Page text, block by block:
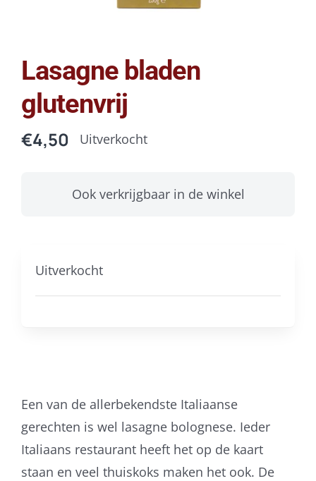
Lasagne bladen
glutenvrij
€4,50 Uitverkocht
Ook verkrijgbaar in de winkel
Uitverkocht
Een van de allerbekendste Italiaanse
gerechten is wel lasagne bolognese. Ieder
Italiaans restaurant heeft het op de kaart
staan en veel thuiskoks maken het ook. De